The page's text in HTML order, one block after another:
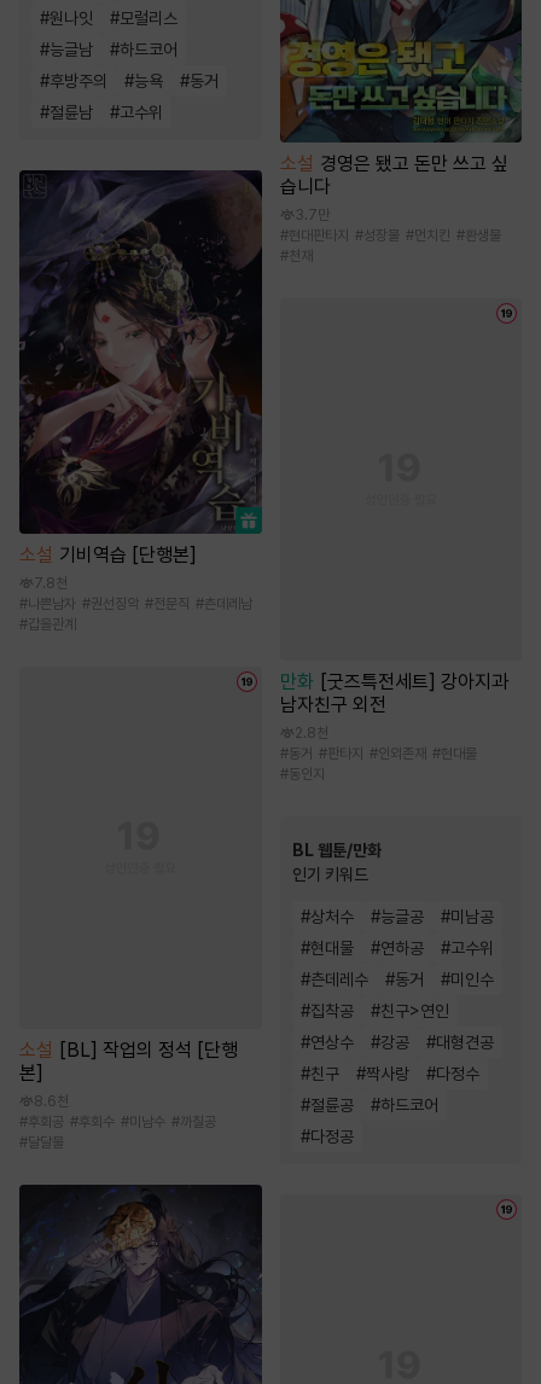
#원나잇 #모럴리스
#능글남 #하드코어
#후방주의 #능욕 #동거
#절륜남 #고수위
소설 기비역습 [단행본]
7.8천
#나쁜남자 #권선징악 #전문직 #츤데레남
#갑을관계
소설
[BL] 작업의 정석 [단행
본]
8.6천
#후회공 #후회수 #미남수 #까칠공
#달달물
소설 경영은 됐고 돈만 쓰고 싶
습니다
3.7만
#현대판타지 #성장물 #먼치킨 #환생물
#천재
만화
[굿즈특전세트] 강아지과
남자친구 외전
2.8천
#동거 #판타지 #인외존재 #현대물
#동인지
BL 웹툰/만화
인기 키워드
#상처수 #능글공 #미남공
#현대물 #연하공 #고수위
#츤데레수 #동거 #미인수
#집착공 #친구>연인
#연상수 #강공 #대형견공
#친구 #짝사랑 #다정수
#절륜공 #하드코어
#다정공